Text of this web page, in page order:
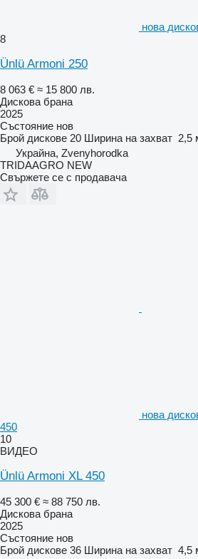
нова
8
Ünlü Armoni 250
8 063 € ≈ 15 800 лв.
Дискова брана
2025
Състояние нов
Брой дискове 20 Ширина на захват 2,5
Украйна, Zvenyhorodka
TRIDAAGRO NEW
Свържете се с продавача
нова
450
10
ВИДЕО
Ünlü Armoni XL 450
45 300 € ≈ 88 750 лв.
Дискова брана
2025
Състояние нов
Брой дискове 36 Ширина на захват 4,5